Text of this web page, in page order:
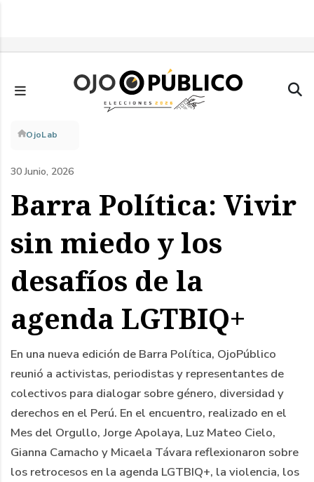
principal
Sobrescribir
enlaces
de
ayuda
a
la
navegación
OjoLab
30 Junio, 2026
Barra Política: Vivir
sin miedo y los
desafíos de la
agenda LGTBIQ+
En una nueva edición de Barra Política, OjoPúblico
reunió a activistas, periodistas y representantes de
colectivos para dialogar sobre género, diversidad y
derechos en el Perú. En el encuentro, realizado en el
Mes del Orgullo, Jorge Apolaya, Luz Mateo Cielo,
Gianna Camacho y Micaela Távara reflexionaron sobre
los retrocesos en la agenda LGTBIQ+, la violencia, los